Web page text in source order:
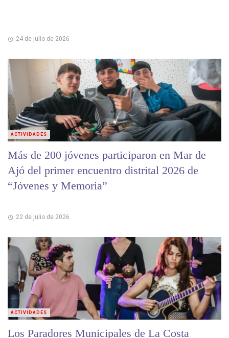
24 de julio de 2026
Más de 200 jóvenes participaron en Mar de
Ajó del primer encuentro distrital 2026 de
“Jóvenes y Memoria”
22 de julio de 2026
ACTIVIDADES
Los Paradores Municipales de La Costa
ACTIVIDADES